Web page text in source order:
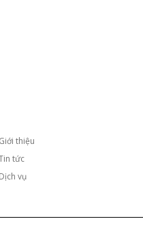
Giới thiệu
tức
Dịch vụ